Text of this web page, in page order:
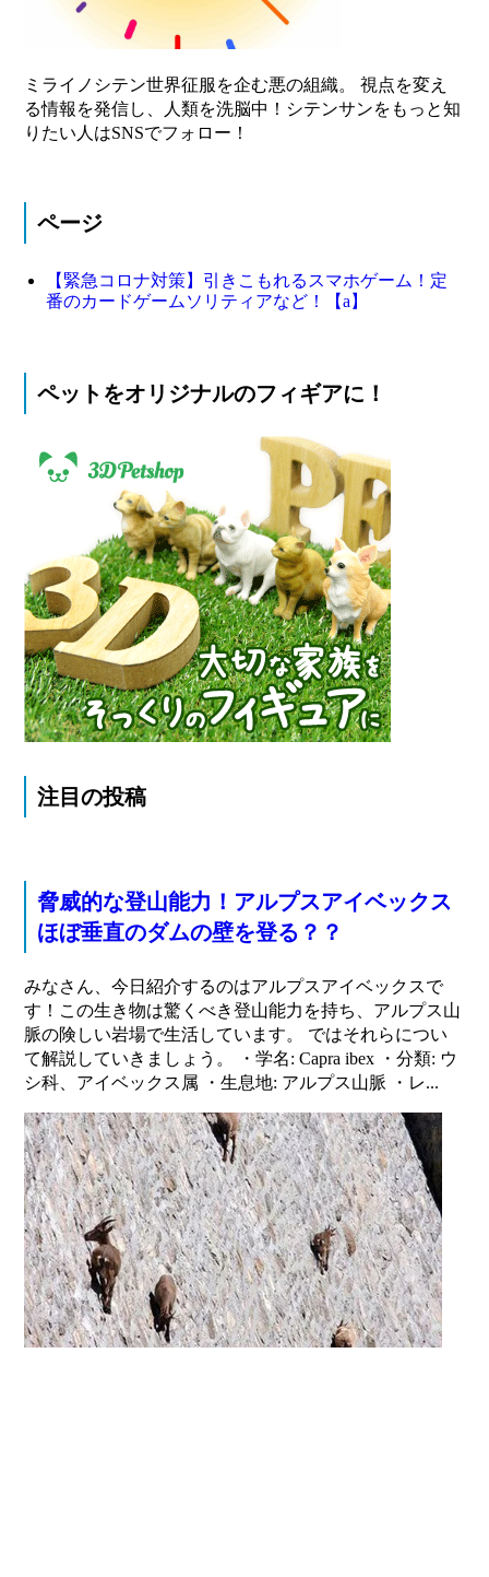
ミライノシテン世界征服を企む悪の組織。 視点を変え
る情報を発信し、人類を洗脳中！シテンサンをもっと知
りたい人はSNSでフォロー！
ページ
【緊急コロナ対策】引きこもれるスマホゲーム！定
番のカードゲームソリティアなど！【a】
ペットをオリジナルのフィギアに！
注目の投稿
脅威的な登山能力！アルプスアイベックス
ほぼ垂直のダムの壁を登る？？
みなさん、今日紹介するのはアルプスアイベックスで
す！この生き物は驚くべき登山能力を持ち、アルプス山
脈の険しい岩場で生活しています。 ではそれらについ
て解説していきましょう。 ・学名: Capra ibex ・分類: ウ
シ科、アイベックス属 ・生息地: アルプス山脈 ・レ...